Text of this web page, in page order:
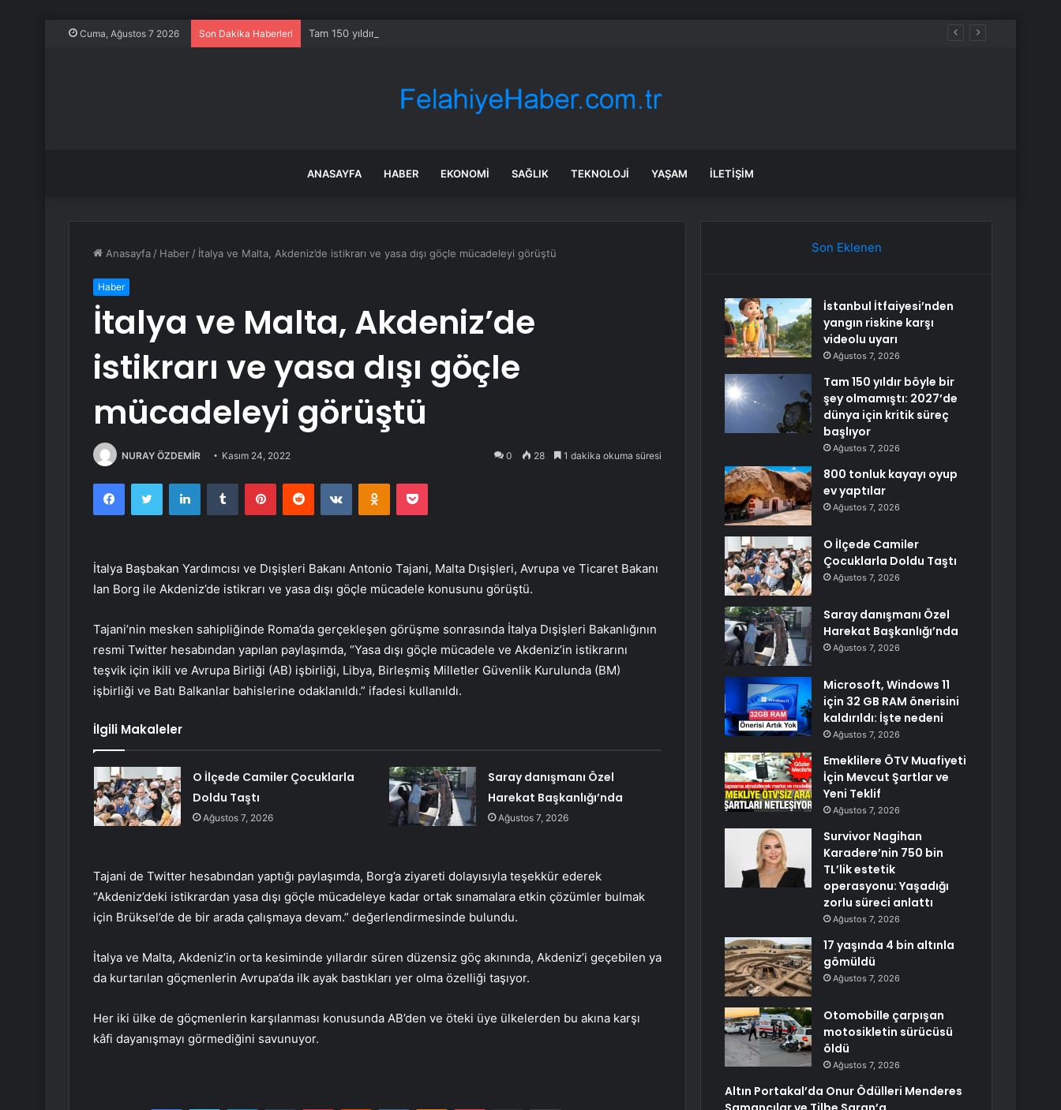
Cuma, Ağustos 7 2026 Son Dakika Haberleri Tam 150 yıldır böyle bir şey olmamıştı: 2027’de dünya için kritik süreç başlıyor
ANASAYFA HABER EKONOMI SAĞLIK TEKNOLOJI YAŞAM İLETIŞIM
Anasayfa / Haber / İtalya ve Malta, Akdeniz’de istikrarı ve yasa dışı göçle mücadeleyi görüştü
Haber
İtalya ve Malta, Akdeniz’de
istikrarı ve yasa dışı göçle
mücadeleyi görüştü
NURAY ÖZDEMİR Kasım 24, 2022 0 28 1 dakika okuma süresi
FacebookTwitter LinkedInTumblr PinterestReddit VKontakteOdnoklassniki
Pocket
İtalya Başbakan Yardımcısı ve Dışişleri Bakanı Antonio Tajani, Malta Dışişleri, Avrupa ve Ticaret Bakanı
Ian Borg ile Akdeniz’de istikrarı ve yasa dışı göçle mücadele konusunu görüştü.
Tajani’nin mesken sahipliğinde Roma’da gerçekleşen görüşme sonrasında İtalya Dışişleri Bakanlığının
resmi Twitter hesabından yapılan paylaşımda, “Yasa dışı göçle mücadele ve Akdeniz’in istikrarını
teşvik için ikili ve Avrupa Birliği (AB) işbirliği, Libya, Birleşmiş Milletler Güvenlik Kurulunda (BM)
işbirliği ve Batı Balkanlar bahislerine odaklanıldı.” ifadesi kullanıldı.
İlgili Makaleler
O İlçede Camiler Çocuklarla
Doldu Taştı
Ağustos 7, 2026
Saray danışmanı Özel
Harekat Başkanlığı’nda
Ağustos 7, 2026
Tajani de Twitter hesabından yaptığı paylaşımda, Borg’a ziyareti dolayısıyla teşekkür ederek
“Akdeniz’deki istikrardan yasa dışı göçle mücadeleye kadar ortak sınamalara etkin çözümler bulmak
için Brüksel’de de bir arada çalışmaya devam.” değerlendirmesinde bulundu.
İtalya ve Malta, Akdeniz’in orta kesiminde yıllardır süren düzensiz göç akınında, Akdeniz’i geçebilen ya
da kurtarılan göçmenlerin Avrupa’da ilk ayak bastıkları yer olma özelliği taşıyor.
Her iki ülke de göçmenlerin karşılanması konusunda AB’den ve öteki üye ülkelerden bu akına karşı
kâfi dayanışmayı görmediğini savunuyor.
Son Eklenen
İstanbul İtfaiyesi’nden
yangın riskine karşı
videolu uyarı
Ağustos 7, 2026
Tam 150 yıldır böyle bir
şey olmamıştı: 2027’de
dünya için kritik süreç
başlıyor
Ağustos 7, 2026
800 tonluk kayayı oyup
ev yaptılar
Ağustos 7, 2026
O İlçede Camiler
Çocuklarla Doldu Taştı
Ağustos 7, 2026
Saray danışmanı Özel
Harekat Başkanlığı’nda
Ağustos 7, 2026
Microsoft, Windows 11
için 32 GB RAM önerisini
kaldırıldı: İşte nedeni
Ağustos 7, 2026
Emeklilere ÖTV Muafiyeti
İçin Mevcut Şartlar ve
Yeni Teklif
Ağustos 7, 2026
Survivor Nagihan
Karadere’nin 750 bin
TL’lik estetik
operasyonu: Yaşadığı
zorlu süreci anlattı
Ağustos 7, 2026
17 yaşında 4 bin altınla
gömüldü
Ağustos 7, 2026
Otomobille çarpışan
motosikletin sürücüsü
öldü
Ağustos 7, 2026
Altın Portakal’da Onur Ödülleri Menderes